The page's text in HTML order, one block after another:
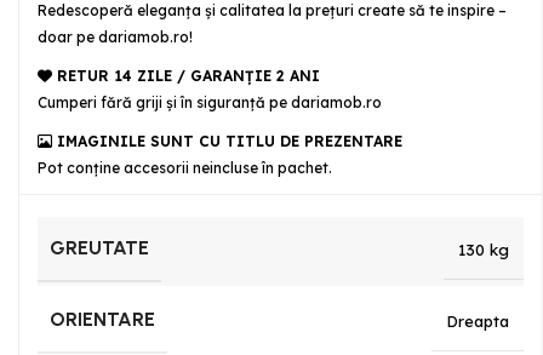
Redescoperă eleganța și calitatea la prețuri create să te inspire –
doar pe dariamob.ro!
RETUR 14 ZILE / GARANŢIE 2 ANI
Cumperi fără griji şi în siguranţă pe dariamob.ro
IMAGINILE SUNT CU TITLU DE PREZENTARE
Pot conține accesorii neincluse în pachet.
GREUTATE 130 kg
ORIENTARE Dreapta